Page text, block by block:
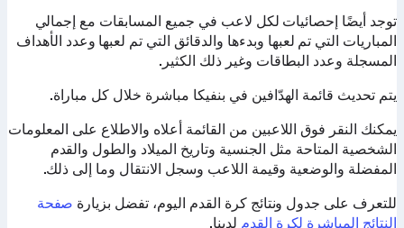
توجد أيضًا إحصائيات لكل لاعب في جميع المسابقات مع إجمالي
المباريات التي تم لعبها وبدءها والدقائق التي تم لعبها وعدد الأهداف
المسجلة وعدد البطاقات وغير ذلك الكثير.
يتم تحديث قائمة الهدّافين في بنفيكا مباشرة خلال كل مباراة.
يمكنك النقر فوق اللاعبين من القائمة أعلاه والاطلاع على المعلومات
الشخصية المتاحة مثل الجنسية وتاريخ الميلاد والطول والقدم
المفضلة والوضعية وقيمة اللاعب وسجل الانتقال وما إلى ذلك.
للتعرف على جدول ونتائج كرة القدم اليوم، تفضل بزيارة صفحة
النتائج المباشرة لكرة القدم لدينا.